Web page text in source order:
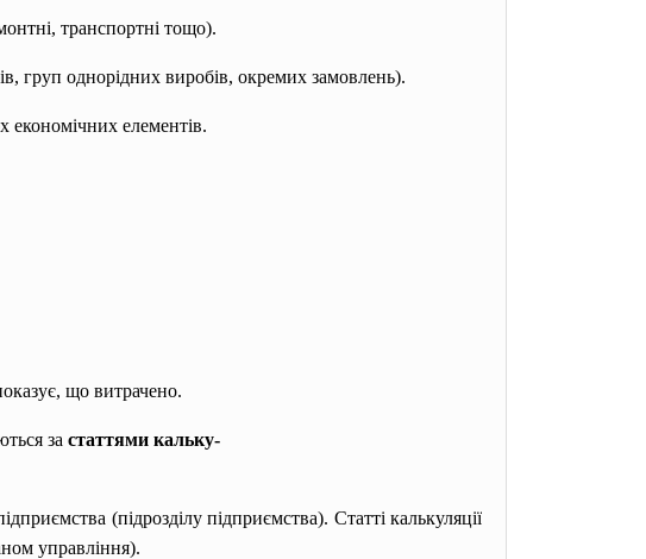
транспортні тощо).
груп однорідних виробів, окремих замовлень).
економічних елементів.
що витрачено.
за статтями кальку-
(підрозділу підприємства). Статті калькуляції
управління).